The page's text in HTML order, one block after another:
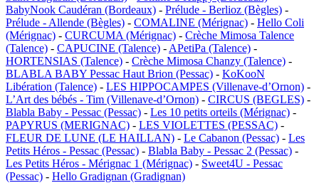
BabyNook Caudéran (Bordeaux) - Prélude - Berlioz (Bègles) -
Prélude - Allende (Bègles) - COMALINE (Mérignac) - Hello Coli
(Mérignac) - CURCUMA (Mérignac) - Crèche Mimosa Talence
(Talence) - CAPUCINE (Talence) - APetiPa (Talence) -
HORTENSIAS (Talence) - Crèche Mimosa Chanzy (Talence) -
BLABLA BABY Pessac Haut Brion (Pessac) - KoKooN
Libération (Talence) - LES HIPPOCAMPES (Villenave-d’Ornon) -
L’Art des bébés - Tim (Villenave-d’Ornon) - CIRCUS (BEGLES) -
Blabla Baby - Pessac (Pessac) - Les 10 petits orteils (Mérignac) -
PAPYRUS (MERIGNAC) - LES VIOLETTES (PESSAC) -
FLEUR DE LUNE (LE HAILLAN) - Le Cabanon (Pessac) - Les
Petits Héros - Pessac (Pessac) - Blabla Baby - Pessac 2 (Pessac) -
Les Petits Héros - Mérignac 1 (Mérignac) - Sweet4U - Pessac
(Pessac) - Hello Gradignan (Gradignan)